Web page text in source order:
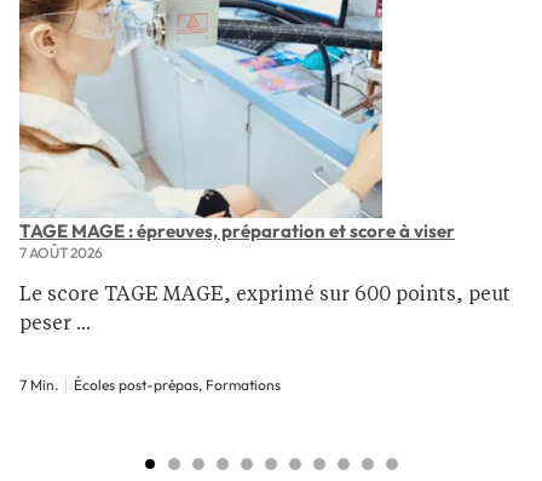
TAGE MAGE : épreuves, préparation et score à viser
7 AOÛT 2026
Le score TAGE MAGE, exprimé sur 600 points, peut
peser ...
7 Min. Écoles post-prépas, Formations